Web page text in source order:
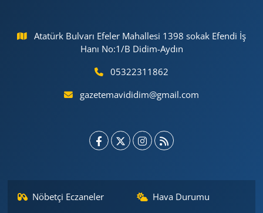
Atatürk Bulvarı Efeler Mahallesi 1398 sokak Efendi İş
Hanı No:1/B Didim-Aydın
05322311862
gazetemavididim@gmail.com
Nöbetçi Eczaneler
Hava Durumu